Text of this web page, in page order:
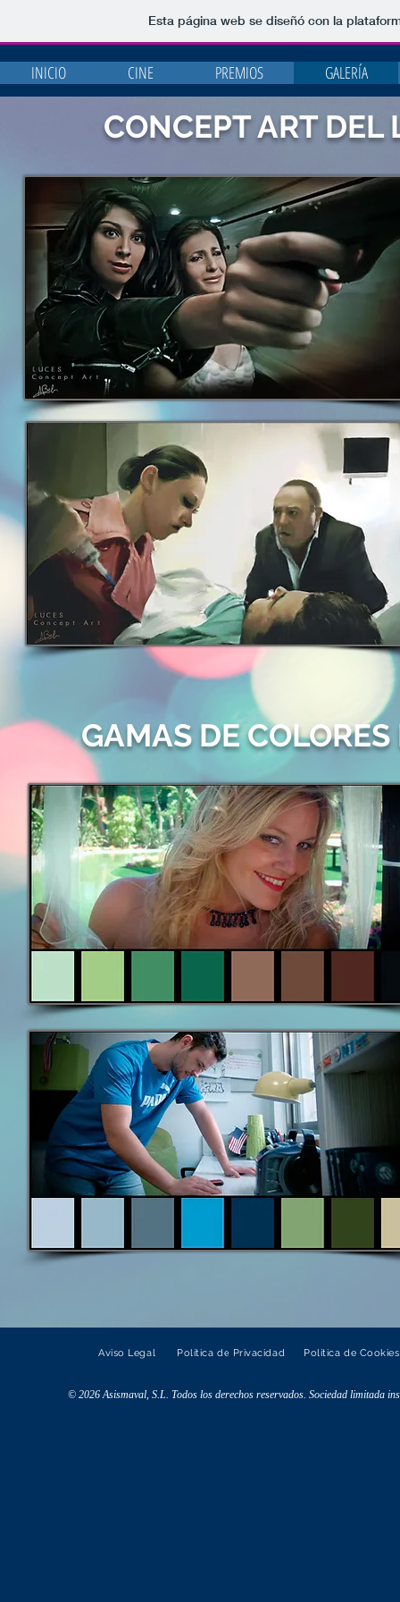
Esta página web se diseñó con la
INICIO CINE PREMIOS GALERÍA
CONCEPT ART DEL
GAMAS DE
Aviso Legal Política de Privacidad Política de Cookies
© 2026 Asismaval, S.L. Todos los derechos reservados. Sociedad limitada